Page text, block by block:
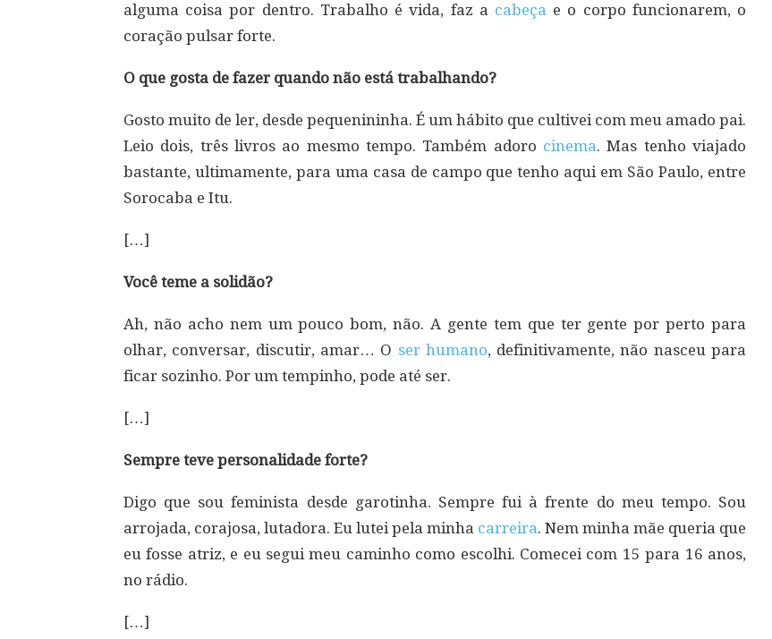
alguma coisa por dentro. Trabalho é vida, faz a cabeça e o corpo funcionarem, o
coração pulsar forte.
O que gosta de fazer quando não está trabalhando?
Gosto muito de ler, desde pequenininha. É um hábito que cultivei com meu amado pai.
Leio dois, três livros ao mesmo tempo. Também adoro cinema. Mas tenho viajado
bastante, ultimamente, para uma casa de campo que tenho aqui em São Paulo, entre
Sorocaba e Itu.
[…]
Você teme a solidão?
Ah, não acho nem um pouco bom, não. A gente tem que ter gente por perto para
olhar, conversar, discutir, amar… O ser humano, definitivamente, não nasceu para
ficar sozinho. Por um tempinho, pode até ser.
[…]
Sempre teve personalidade forte?
Digo que sou feminista desde garotinha. Sempre fui à frente do meu tempo. Sou
arrojada, corajosa, lutadora. Eu lutei pela minha carreira. Nem minha mãe queria que
eu fosse atriz, e eu segui meu caminho como escolhi. Comecei com 15 para 16 anos,
no rádio.
[…]